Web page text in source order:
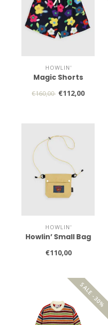
HOWLIN'
Magic Shorts
€160,00 €112,00
HOWLIN'
Howlin’ Small Bag
€110,00
SALE -30%